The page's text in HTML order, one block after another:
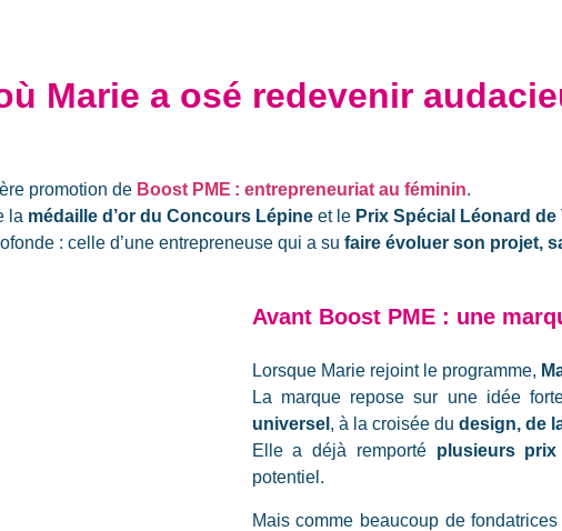
Marie a osé redevenir
promotion de Boost PME : entrepreneuriat au féminin.
la médaille d’or du Concours Lépine et le Prix Spécial Léonard de
: celle d’une entrepreneuse qui a su faire évoluer son projet,
Avant Boost PME : une
Lorsque Marie rejoint le programme,
La marque repose sur une idée
universel , à la croisée du design, de
Elle a déjà remporté plusieurs prix
potentiel.
Mais comme beaucoup de